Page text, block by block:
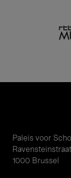
Paleis voor
1000 Brussel